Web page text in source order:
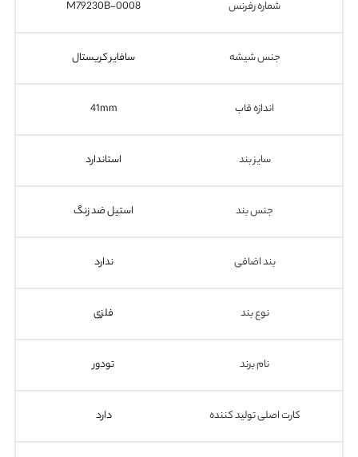
شماره رفرنس M79230B-0008
جنس شیشه سافایر کریستال
اندازه قاب 41mm
سایز بند استاندارد
جنس بند استیل ضد زنگ
بند اضافی ندارد
نوع بند فلزی
نام برند تودور
کارت اصلی تولید کننده دارد